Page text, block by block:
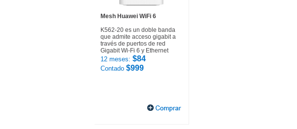
Mesh Huawei WiFi 6
K562-20 es un doble banda
que admite acceso gigabit a
través de puertos de red
Gigabit Wi-Fi 6 y Ethernet
12 meses: $84
Contado $999